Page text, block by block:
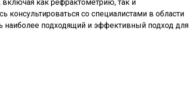
как рефрактометрию, так и
консультироваться со специалистами в области
наиболее подходящий и эффективный подход для